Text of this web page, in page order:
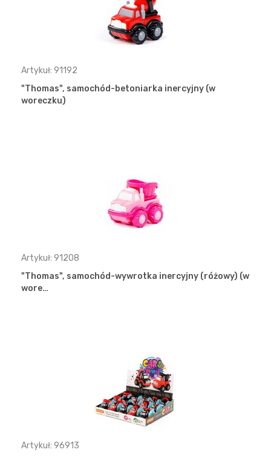
Artykuł: 91192
"Thomas", samochód-betoniarka inercyjny (w
woreczku)
Artykuł: 91208
"Thomas", samochód-wywrotka inercyjny (różowy) (w
wore…
Artykuł: 96913